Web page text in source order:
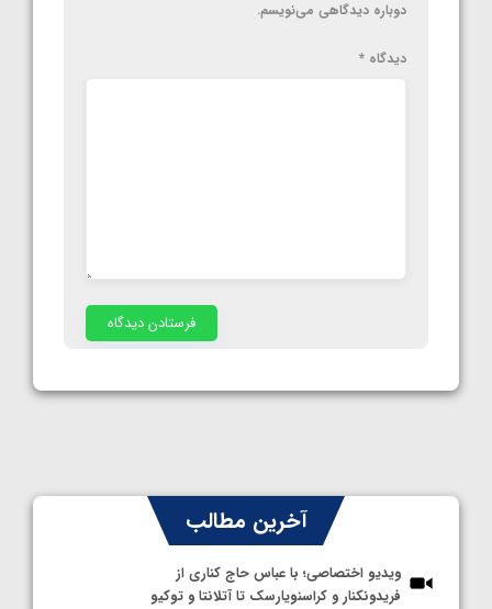
دوباره دیدگاهی می‌نویسم.
دیدگاه *
آخرین مطالب
ویدیو اختصاصی؛ با عباس حاج کناری از
فریدونکنار و کراسنویارسک تا آتلانتا و توکیو